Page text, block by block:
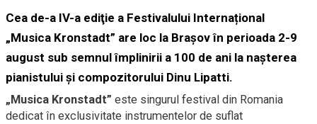
Cea de-a IV-a ediţie a Festivalului Internațional
„Musica Kronstadt” are loc la Braşov în perioada 2-9
august sub semnul împlinirii a 100 de ani la naşterea
pianistului şi compozitorului Dinu Lipatti.
„Musica Kronstadt” este singurul festival din Romania
dedicat în exclusivitate instrumentelor de suflat